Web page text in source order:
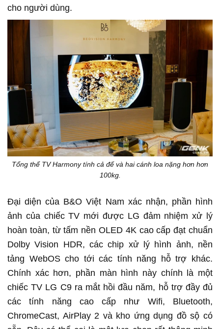
cho người dùng.
Tổng thể TV Harmony tính cả đế và hai cánh loa nặng hơn hơn
100kg.
Đại diện của B&O Việt Nam xác nhận, phần hình
ảnh của chiếc TV mới được LG đảm nhiệm xử lý
hoàn toàn, từ tấm nền OLED 4K cao cấp đạt chuẩn
Dolby Vision HDR, các chip xử lý hình ảnh, nền
tảng WebOS cho tới các tính năng hỗ trợ khác.
Chính xác hơn, phần màn hình này chính là một
chiếc TV LG C9 ra mắt hồi đầu năm, hỗ trợ đầy đủ
các tính năng cao cấp như Wifi, Bluetooth,
ChromeCast, AirPlay 2 và kho ứng dụng đồ sộ có